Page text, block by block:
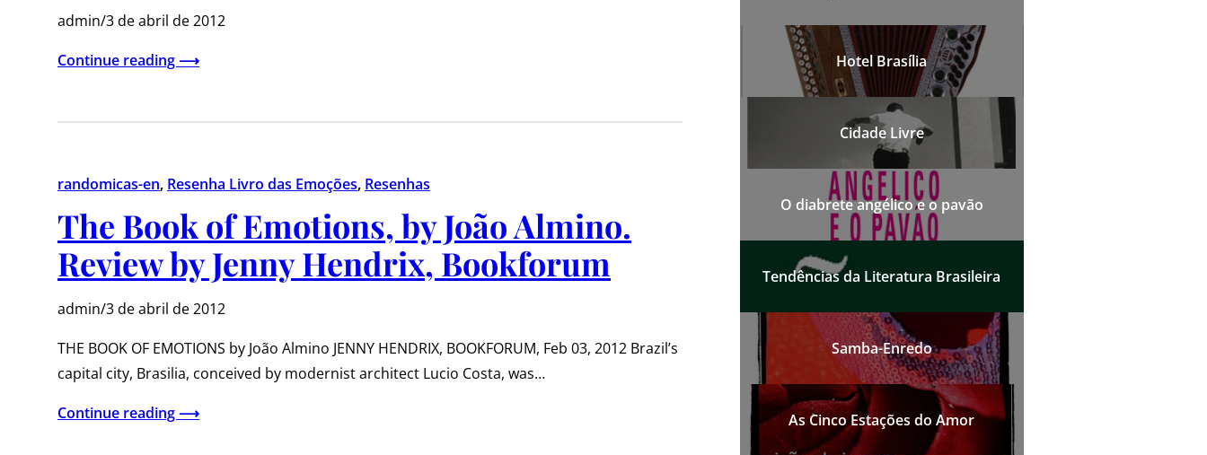
admin/3 de abril de 2012
Continue reading ⟶
randomicas-en, Resenha Livro das Emoções, Resenhas
The Book of Emotions, by João Almino.
Review by Jenny Hendrix, Bookforum
admin/3 de abril de 2012
THE BOOK OF EMOTIONS by João Almino JENNY HENDRIX, BOOKFORUM, Feb 03, 2012 Brazil’s
capital city, Brasilia, conceived by modernist architect Lucio Costa, was…
Continue reading ⟶
Hotel Brasília
Cidade Livre
O diabrete angélico e o pavão
Tendências da Literatura Brasileira
Samba-Enredo
As Cinco Estações do Amor